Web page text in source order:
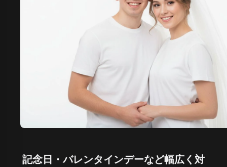
記念日・バレンタインデーなど幅広く対